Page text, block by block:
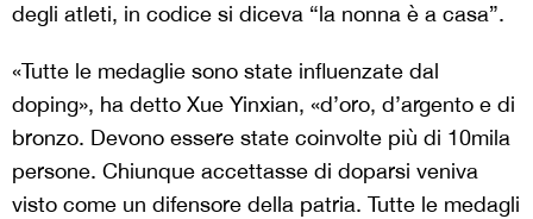
degli atleti, in codice si diceva “la nonna è a casa”.
«Tutte le medaglie sono state influenzate dal
doping», ha detto Xue Yinxian, «d’oro, d’argento e di
bronzo. Devono essere state coinvolte più di 10mila
persone. Chiunque accettasse di doparsi veniva
visto come un difensore della patria. Tutte le medagli